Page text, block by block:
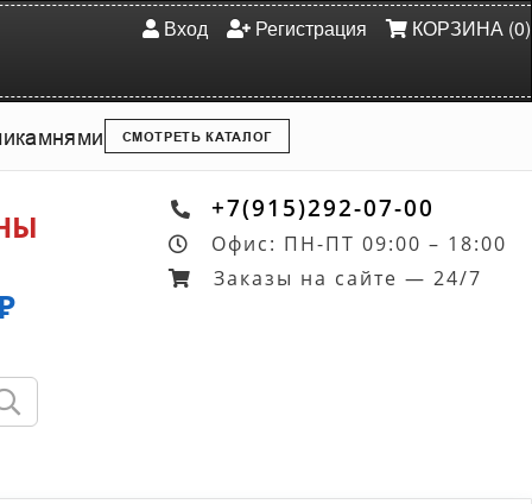
Вход Регистрация КОРЗИНА (0)
камнями СМОТРЕТЬ КАТАЛОГ
+7(915)292-07-00
Офис: ПН-ПТ 09:00 – 18:00
Заказы на сайте — 24/7